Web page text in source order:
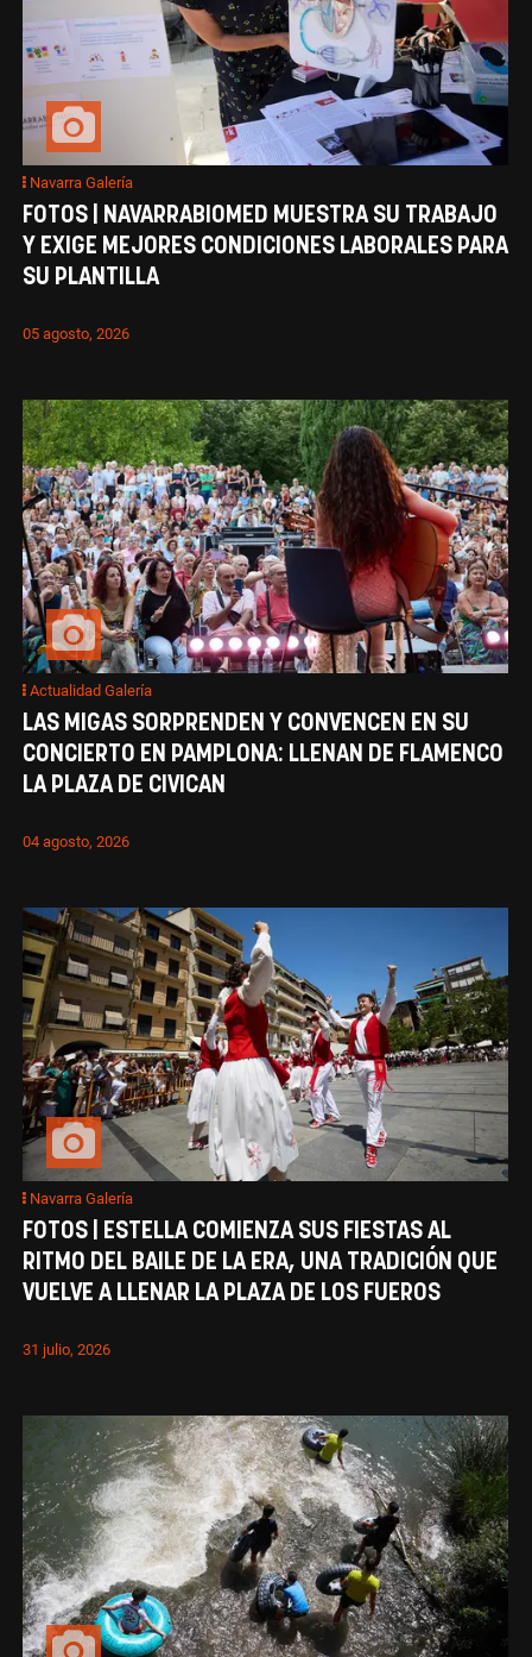
Navarra Galería
FOTOS | NAVARRABIOMED MUESTRA SU TRABAJO
Y EXIGE MEJORES CONDICIONES LABORALES PARA
SU PLANTILLA
05 agosto, 2026
Actualidad Galería
LAS MIGAS SORPRENDEN Y CONVENCEN EN SU
CONCIERTO EN PAMPLONA: LLENAN DE FLAMENCO
LA PLAZA DE CIVICAN
04 agosto, 2026
Navarra Galería
FOTOS | ESTELLA COMIENZA SUS FIESTAS AL
RITMO DEL BAILE DE LA ERA, UNA TRADICIÓN QUE
VUELVE A LLENAR LA PLAZA DE LOS FUEROS
31 julio, 2026